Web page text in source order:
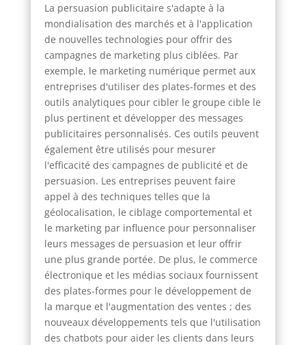
La persuasion publicitaire s'adapte à la
mondialisation des marchés et à l'application
de nouvelles technologies pour offrir des
campagnes de marketing plus ciblées. Par
exemple, le marketing numérique permet aux
entreprises d'utiliser des plates-formes et des
outils analytiques pour cibler le groupe cible le
plus pertinent et développer des messages
publicitaires personnalisés. Ces outils peuvent
également être utilisés pour mesurer
l'efficacité des campagnes de publicité et de
persuasion. Les entreprises peuvent faire
appel à des techniques telles que la
géolocalisation, le ciblage comportemental et
le marketing par influence pour personnaliser
leurs messages de persuasion et leur offrir
une plus grande portée. De plus, le commerce
électronique et les médias sociaux fournissent
des plates-formes pour le développement de
la marque et l'augmentation des ventes ; des
nouveaux développements tels que l'utilisation
des chatbots pour aider les clients dans leurs